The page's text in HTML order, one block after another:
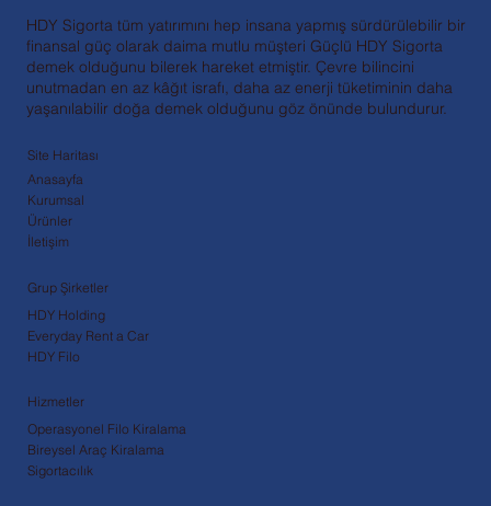
HDY Sigorta tüm yatırımını hep insana yapmış sürdürülebilir bir
finansal güç olarak daima mutlu müşteri Güçlü HDY Sigorta
demek olduğunu bilerek hareket etmiştir. Çevre bilincini
unutmadan en az kâğıt israfı, daha az enerji tüketiminin daha
yaşanılabilir doğa demek olduğunu göz önünde bulundurur.
Site Haritası
Anasayfa
Kurumsal
Ürünler
İletişim
Grup Şirketler
HDY Holding
Everyday Rent a Car
HDY Filo
Hizmetler
Operasyonel Filo Kiralama
Bireysel Araç Kiralama
Sigortacılık